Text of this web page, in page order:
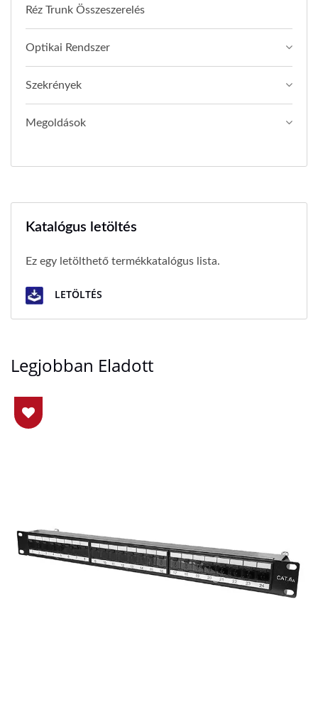
Réz Trunk Összeszerelés
Optikai Rendszer
Szekrények
Megoldások
Katalógus letöltés
Ez egy letölthető termékkatalógus lista.
LETÖLTÉS
Legjobban Eladott